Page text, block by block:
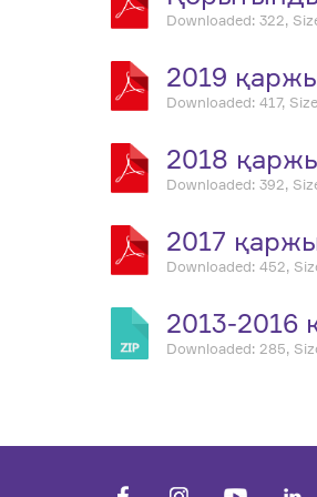
Downloaded: 322,
2019
Downloaded: 417,
2018
Downloaded: 392,
2017
Downloaded: 452,
2013-2016
Downloaded: 285,